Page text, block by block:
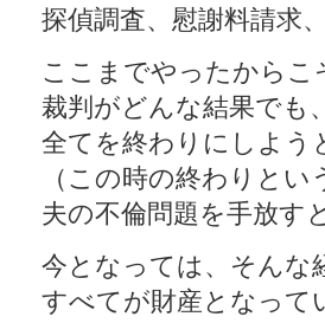
探偵調査、慰謝料請求
ここまでやったからこ
裁判がどんな結果でも、
全てを終わりにしよう
（この時の終わりとい
夫の不倫問題を手放す
今となっては、そんな
すべてが財産となって